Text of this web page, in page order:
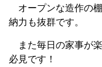
オープンな造作の
納力も抜群です。
また毎日の家事が楽
必見です！